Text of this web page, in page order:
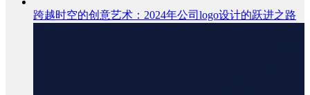
跨越时空的创意艺术：2024年公司logo设计的跃进之路